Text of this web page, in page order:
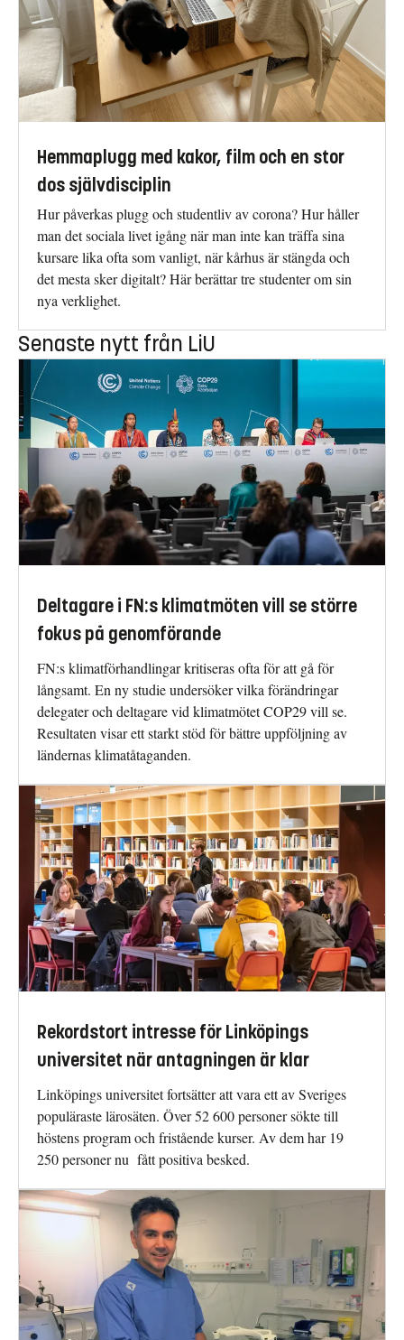
Hemmaplugg med kakor, film och en stor
dos självdisciplin
Hur påverkas plugg och studentliv av corona? Hur håller
man det sociala livet igång när man inte kan träffa sina
kursare lika ofta som vanligt, när kårhus är stängda och
det mesta sker digitalt? Här berättar tre studenter om sin
nya verklighet.
Senaste nytt från LiU
Deltagare i FN:s klimatmöten vill se större
fokus på genomförande
FN:s klimatförhandlingar kritiseras ofta för att gå för
långsamt. En ny studie undersöker vilka förändringar
delegater och deltagare vid klimatmötet COP29 vill se.
Resultaten visar ett starkt stöd för bättre uppföljning av
ländernas klimatåtaganden.
Rekordstort intresse för Linköpings
universitet när antagningen är klar
Linköpings universitet fortsätter att vara ett av Sveriges
populäraste lärosäten. Över 52 600 personer sökte till
höstens program och fristående kurser. Av dem har 19
250 personer nu fått positiva besked.